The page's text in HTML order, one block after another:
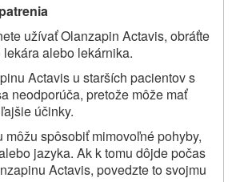
užívať Olanzapin Actavis, obráťte
alebo lekárnika.
Actavis u starších pacientov s
neodporúča, pretože môže mať
účinky.
môžu spôsobiť mimovoľné pohyby,
jazyka. Ak k tomu dôjde počas
Actavis, povedzte to svojmu